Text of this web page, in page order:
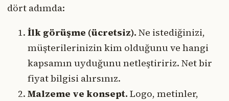
dört adımda:
İlk görüşme (ücretsiz). Ne istediğinizi,
müşterilerinizin kim olduğunu ve hangi
kapsamın uyduğunu netleştiririz. Net bir
fiyat bilgisi alırsınız.
Malzeme ve konsept. Logo, metinler,